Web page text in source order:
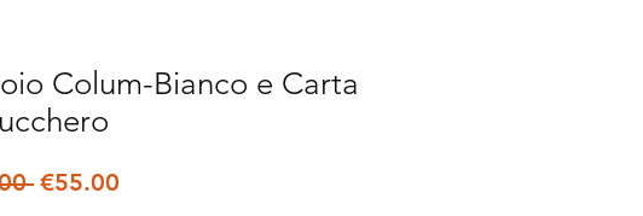
Colum-Bianco e Carta
Regular
€55.00